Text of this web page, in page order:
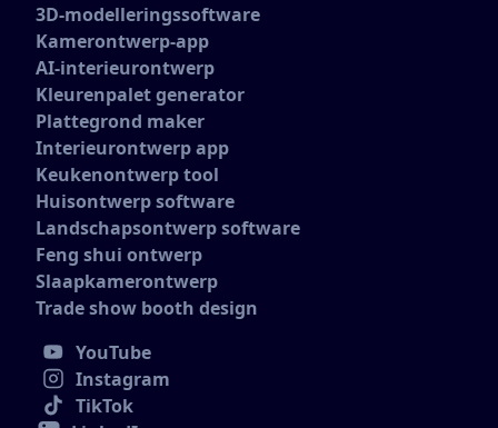
3D-modelleringssoftware
Kamerontwerp-app
AI-interieurontwerp
Kleurenpalet generator
Plattegrond maker
Interieurontwerp app
Keukenontwerp tool
Huisontwerp software
Landschapsontwerp software
Feng shui ontwerp
Slaapkamerontwerp
Trade show booth design
YouTube
Instagram
TikTok